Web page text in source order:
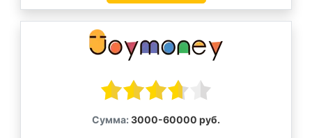
Сумма: 3000-60000 руб.